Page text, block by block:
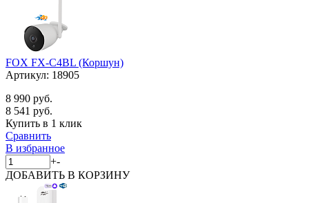
FOX FX-C4BL (Коршун)
Артикул: 18905
8 990 руб.
8 541 руб.
Купить в 1 клик
Сравнить
В избранное
+-
ДОБАВИТЬ В КОРЗИНУ